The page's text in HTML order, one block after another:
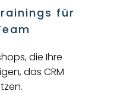
für
die Ihre
das CRM